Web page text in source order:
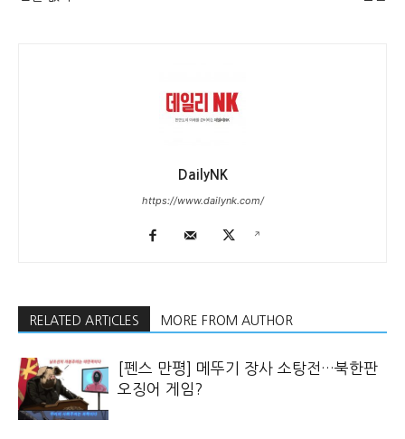
DailyNK
https://www.dailynk.com/
RELATED ARTICLES MORE FROM AUTHOR
[펜스 만평] 메뚜기 장사 소탕전…북한판
오징어 게임?